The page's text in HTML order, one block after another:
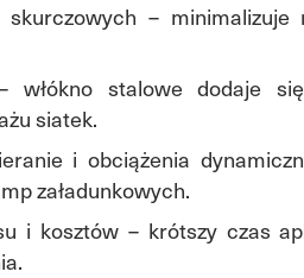
skurczowych –
włókno stalowe dodaje
siatek.
i obciążenia
załadunkowych.
i kosztów – krótszy czas